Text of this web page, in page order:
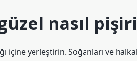
nasıl
içine yerleştirin. Soğanları ve